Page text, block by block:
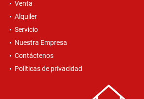
Venta
Alquiler
Servicio
Nuestra Empresa
Contáctenos
Políticas de privacidad